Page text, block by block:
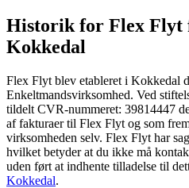
Historik for Flex
Kokkedal
Flex Flyt blev etableret i Kokkedal
Enkeltmandsvirksomhed. Ved
tildelt CVR-nummeret: 39814447
af fakturaer til Flex Flyt og som
virksomheden selv. Flex Flyt har
hvilket betyder at du ikke må
uden ført at indhente tilladelse til
Kokkedal.